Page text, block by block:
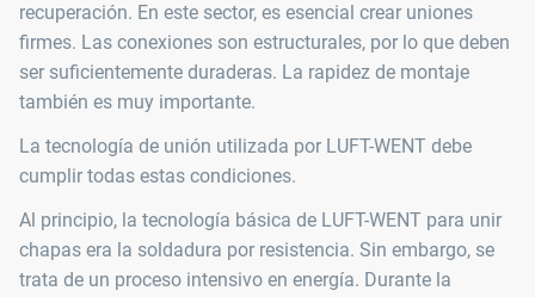
recuperación. En este sector, es esencial crear uniones
firmes. Las conexiones son estructurales, por lo que deben
ser suficientemente duraderas. La rapidez de montaje
también es muy importante.
La tecnología de unión utilizada por LUFT-WENT debe
cumplir todas estas condiciones.
Al principio, la tecnología básica de LUFT-WENT para unir
chapas era la soldadura por resistencia. Sin embargo, se
trata de un proceso intensivo en energía. Durante la